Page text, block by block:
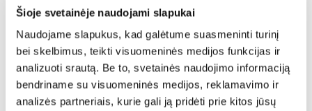
Šioje svetainėje naudojami slapukai
Naudojame slapukus, kad galėtume suasmeninti turinį
bei skelbimus, teikti visuomeninės medijos funkcijas ir
analizuoti srautą. Be to, svetainės naudojimo informaciją
bendriname su visuomeninės medijos, reklamavimo ir
analizės partneriais, kurie gali ją pridėti prie kitos jūsų